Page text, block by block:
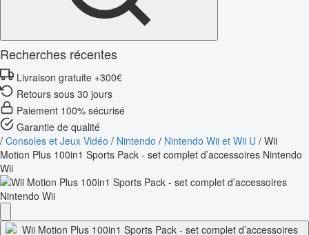
Recherches récentes
Livraison gratuite +300€
Retours sous 30 jours
Paiement 100% sécurisé
Garantie de qualité
/ Consoles et Jeux Vidéo / Nintendo / Nintendo Wii et Wii U / Wii
Motion Plus 100in1 Sports Pack - set complet d’accessoires Nintendo
Wii